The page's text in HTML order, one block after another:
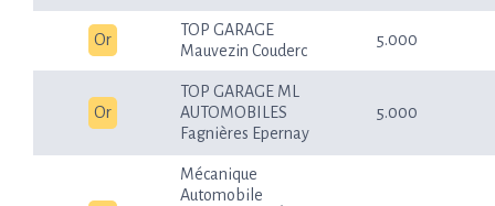
Or
TOP GARAGE
Mauvezin Couderc
5.000
Or
TOP GARAGE ML
AUTOMOBILES
Fagnières Epernay
5.000
Mécanique
Automobile